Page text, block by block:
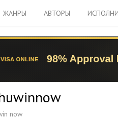
ЖАНРЫ АВТОРЫ
now